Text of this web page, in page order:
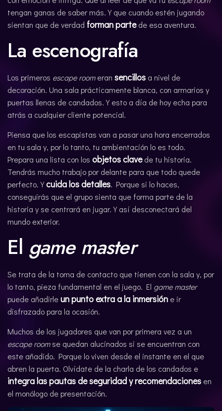
tengan ganas de saber más. Y que cuando estén jugando
sientan que de verdad forman partede esa aventura.
La escenografía
Los primeros escape roomeran sencillos a nivel de
decoración. Una sala prácticamente blanca, con armarios y
puertas llenas de candados. Y esto a día de hoy echa para
atrás a cualquier cliente potencial.
Piensa que los escapistas van a pasar una hora encerrados
en tu sala y, por lo tanto, tu ambientación lo es todo.
Prepara una lista con los objetos clavede tu historia.
Tendrás mucho trabajo por delante para que todo quede
perfecto. Ycuida los detalles. Porque si lo haces,
conseguirás que el grupo sienta que forma parte de la
historia y se centrará en jugar. Y así desconectará del
mundo exterior.
El game master
Se trata de la toma de contacto que tienen con la sala y, por
lo tanto, pieza fundamental en el juego. El game master
puede añadirleun punto extra a la inmersión e ir
disfrazado para la ocasión.
Muchos de los jugadores que van por primera vez a un
escape roomse quedan alucinados si se encuentran con
este añadido. Porque lo viven desde el instante en el que
abren la puerta. Olvídate de la charla de los candados e
integra las pautas de seguridad y recomendaciones en
el monólogo de presentación.